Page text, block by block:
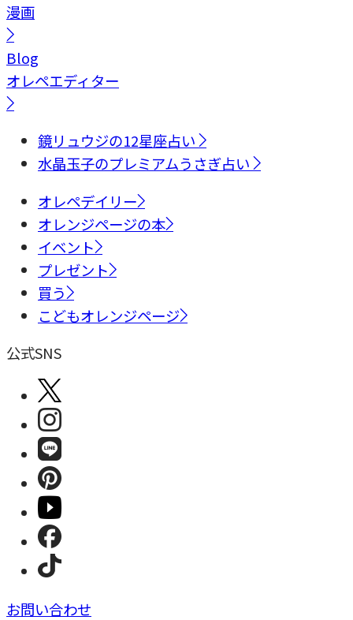
漫画
Blog
オレペエディター
鏡リュウジの12星座占い
水晶玉子のプレミアムうさぎ占い
オレペデイリー
オレンジページの本
イベント
プレゼント
買う
こどもオレンジページ
公式SNS
お問い合わせ